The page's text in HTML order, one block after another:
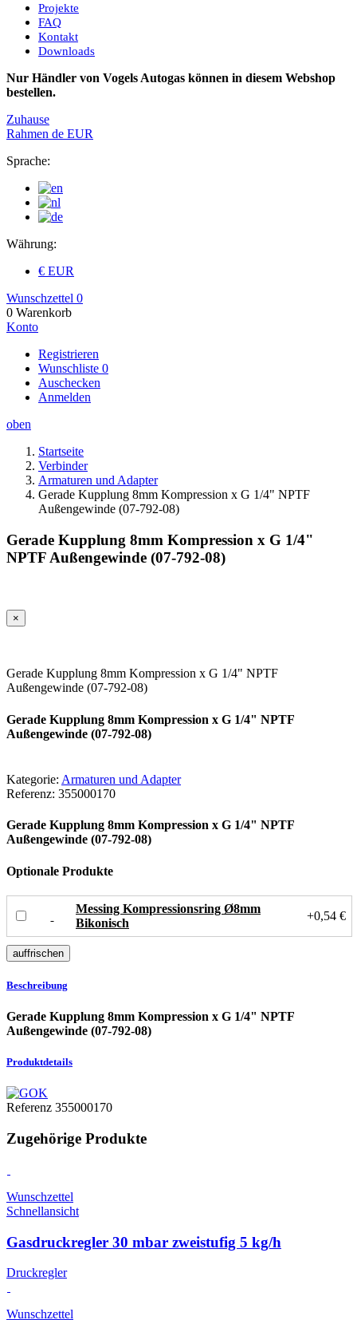
Projekte
FAQ
Kontakt
Downloads
Nur Händler von Vogels Autogas können in diesem Webshop
bestellen.
Zuhause
Rahmen de EUR
Sprache:
Währung:
€ EUR
Wunschzettel 0
0 Warenkorb
Konto
Registrieren
Wunschliste 0
Auschecken
Anmelden
oben
Startseite
Verbinder
Armaturen und Adapter
Gerade Kupplung 8mm Kompression x G 1/4" NPTF
Außengewinde (07-792-08)
Gerade Kupplung 8mm Kompression x G 1/4"
NPTF Außengewinde (07-792-08)
×
Gerade Kupplung 8mm Kompression x G 1/4" NPTF
Außengewinde (07-792-08)
Gerade Kupplung 8mm Kompression x G 1/4" NPTF
Außengewinde (07-792-08)
Kategorie: Armaturen und Adapter
Referenz: 355000170
Gerade Kupplung 8mm Kompression x G 1/4" NPTF
Außengewinde (07-792-08)
Optionale Produkte
Messing Kompressionsring Ø8mm
Bikonisch
+0,54 €
Beschreibung
Gerade Kupplung 8mm Kompression x G 1/4" NPTF
Außengewinde (07-792-08)
Produktdetails
Referenz 355000170
Zugehörige Produkte
Wunschzettel
Schnellansicht
Gasdruckregler 30 mbar zweistufig 5 kg/h
Druckregler
Wunschzettel